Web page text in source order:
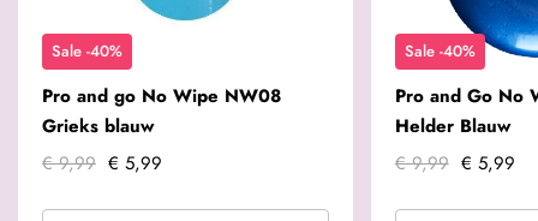
Sale -40%
Pro and go No Wipe NW08
Grieks blauw
€ 9,99 € 5,99
Sale -40%
Pro and Go No
Helder Blauw
€ 9,99 € 5,99